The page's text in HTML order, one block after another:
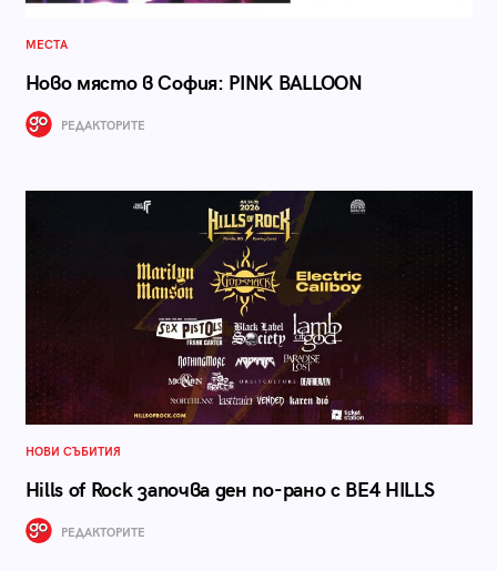
МЕСТА
Ново място в София: PINK BALLOON
РЕДАКТОРИТЕ
НОВИ СЪБИТИЯ
Hills of Rock започва ден по-рано с BE4 HILLS
РЕДАКТОРИТЕ